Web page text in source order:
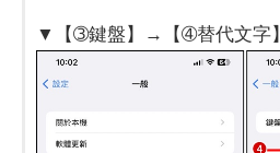
▼【➂鍵盤】→【➃替代文字】